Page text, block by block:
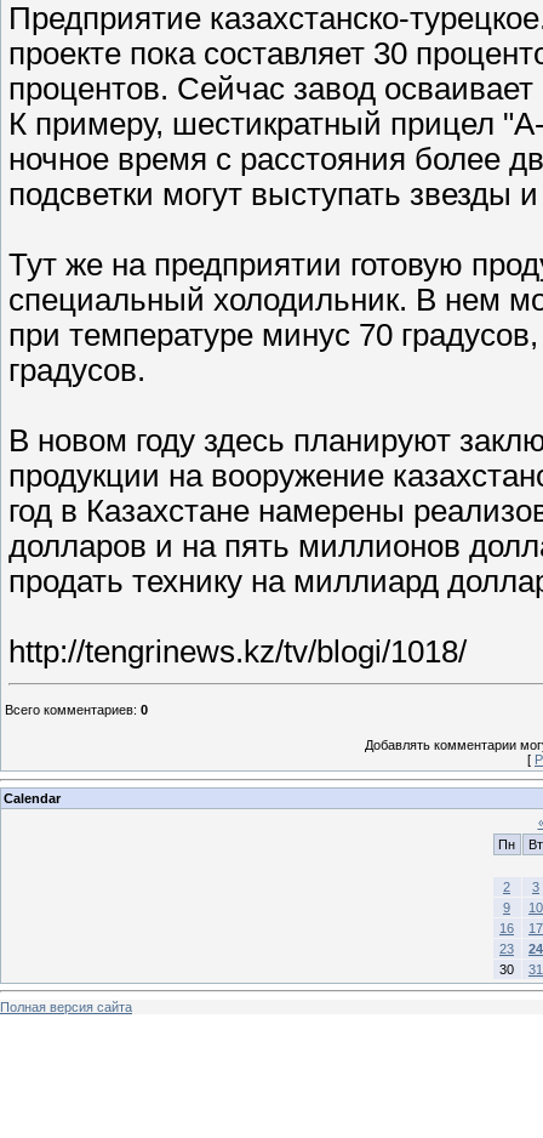
Предприятие казахстанско-
проекте пока составляет 30
процентов. Сейчас завод
К примеру, шестикратный прицел
ночное время с расстояния более
подсветки могут выступать звезды
Тут же на предприятии готовую
специальный холодильник. В нем
при температуре минус 70
градусов.
В новом году здесь планируют
продукции на вооружение
год в Казахстане намерены
долларов и на пять миллионов
продать технику на миллиард
http://tengrinews.kz/tv/blogi/1018/
Всего комментариев: 0
Добавлять комментарии
[
Calendar
Пн
Вт
2
3
9
10
16
17
23
24
30
31
Полная версия сайта